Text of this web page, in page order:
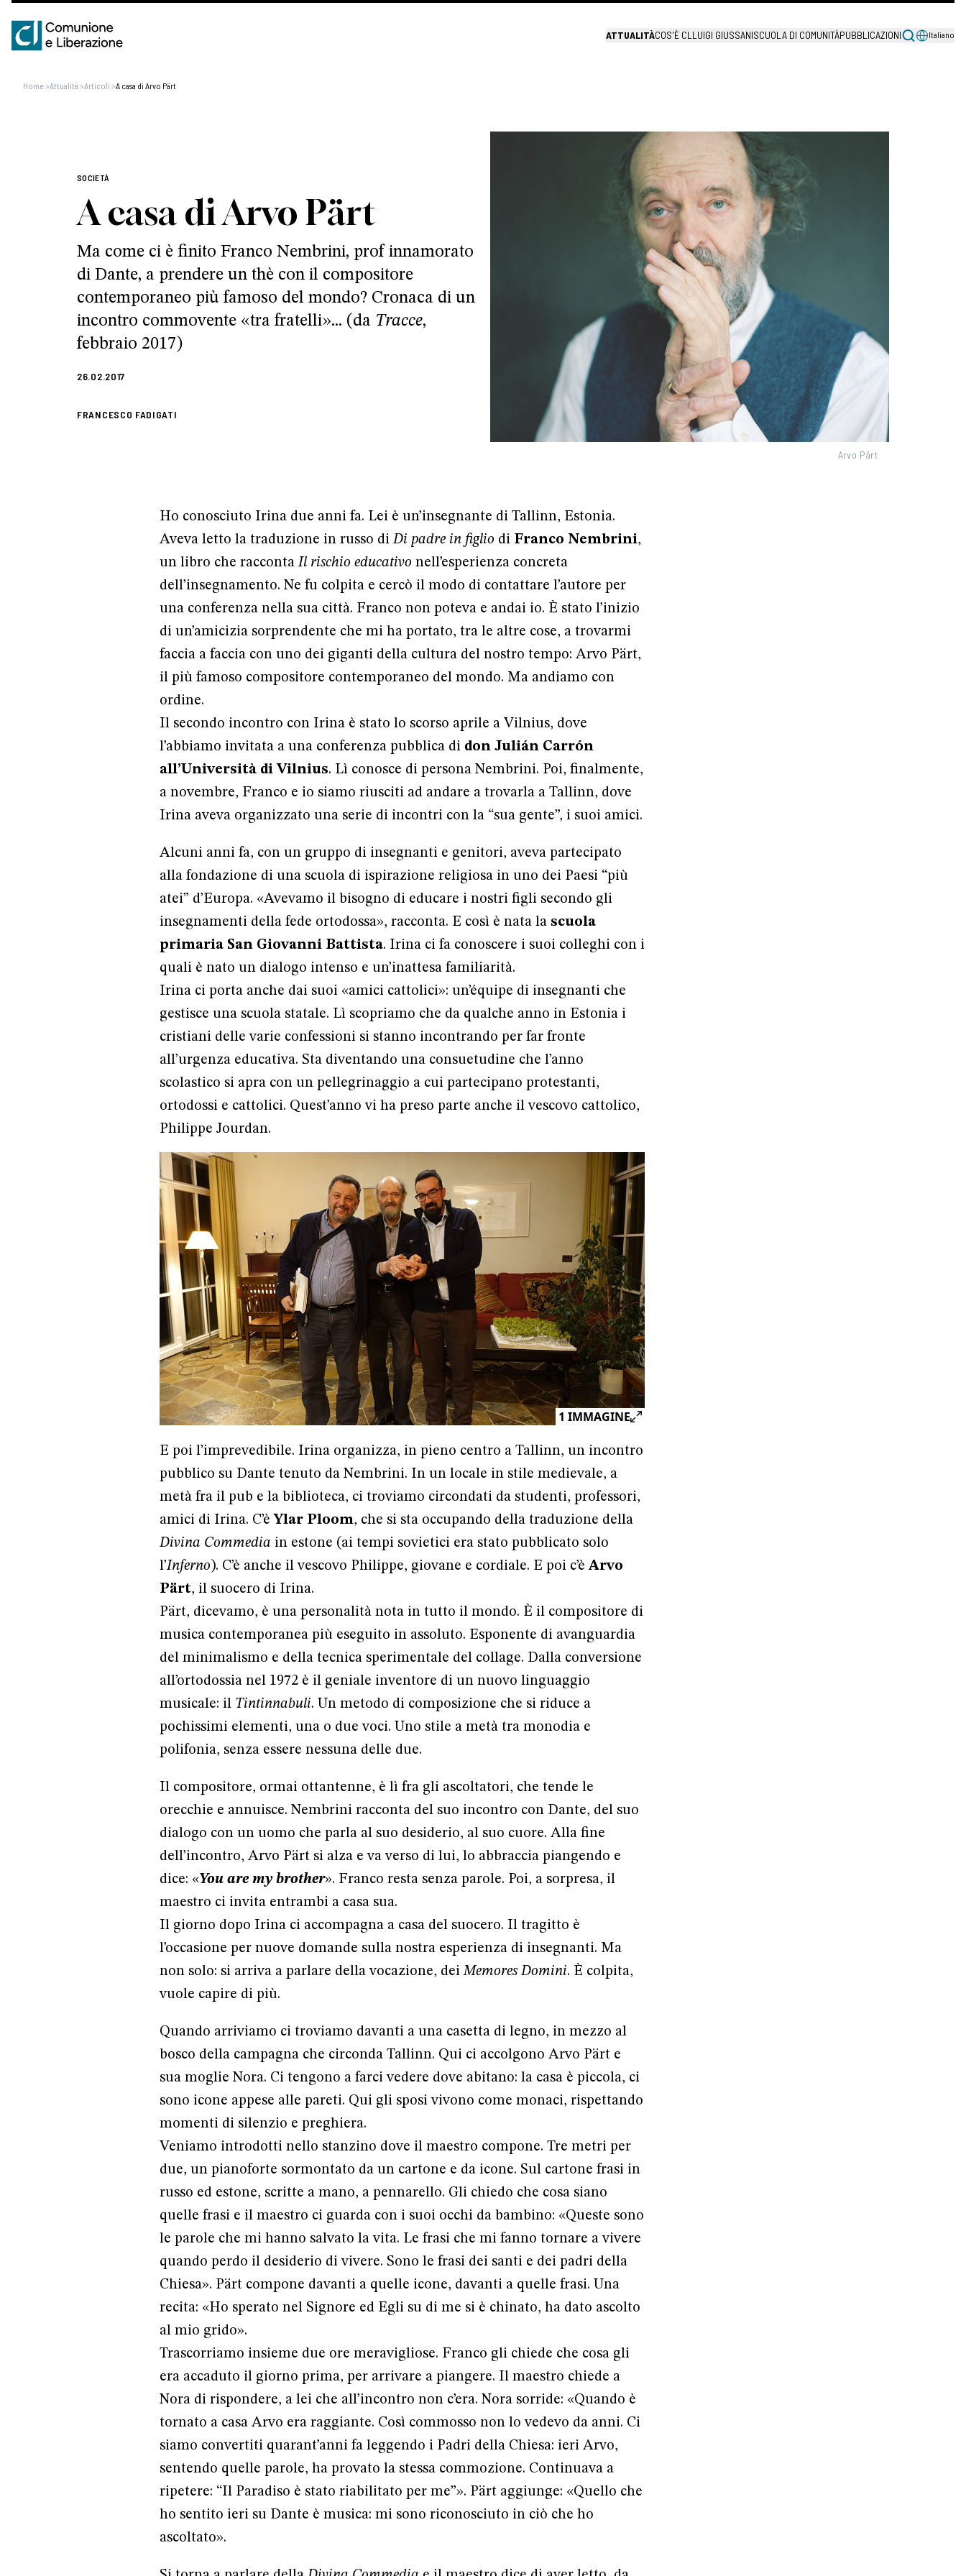
ATTUALITÀCOS'È CL LUIGI GIUSSANISCUOLA DI COMUNITÀPUBBLICAZIONI Italiano
Home>Attualità >Articoli >A casa di Arvo Pärt
SOCIETÀ
A casa di Arvo Pärt
Ma come ci è finito Franco Nembrini, prof innamorato
di Dante, a prendere un thè con il compositore
contemporaneo più famoso del mondo? Cronaca di un
incontro commovente «tra fratelli»... (da Tracce,
febbraio 2017)
26.02.2017
FRANCESCO FADIGATI
Arvo Pärt
Ho conosciuto Irina due anni fa. Lei è un’insegnante di Tallinn, Estonia.
Aveva letto la traduzione in russo diDi padre in figlio di Franco Nembrini,
un libro che raccontaIl rischio educativo nell’esperienza concreta
dell’insegnamento. Ne fu colpita e cercò il modo di contattare l’autore per
una conferenza nella sua città. Franco non poteva e andai io. È stato l’inizio
di un’amicizia sorprendente che mi ha portato, tra le altre cose, a trovarmi
faccia a faccia con uno dei giganti della cultura del nostro tempo: Arvo Pärt,
il più famoso compositore contemporaneo del mondo. Ma andiamo con
ordine.
Il secondo incontro con Irina è stato lo scorso aprile a Vilnius, dove
l’abbiamo invitata a una conferenza pubblica di don Julián Carrón
all’Università di Vilnius. Lì conosce di persona Nembrini. Poi, finalmente,
a novembre, Franco e io siamo riusciti ad andare a trovarla a Tallinn, dove
Irina aveva organizzato una serie di incontri con la “sua gente”, i suoi amici.
Alcuni anni fa, con un gruppo di insegnanti e genitori, aveva partecipato
alla fondazione di una scuola di ispirazione religiosa in uno dei Paesi “più
atei” d’Europa. «Avevamo il bisogno di educare i nostri figli secondo gli
insegnamenti della fede ortodossa», racconta. E così è nata la scuola
primaria San Giovanni Battista. Irina ci fa conoscere i suoi colleghi con i
quali è nato un dialogo intenso e un’inattesa familiarità.
Irina ci porta anche dai suoi «amici cattolici»: un’équipe di insegnanti che
gestisce una scuola statale. Lì scopriamo che da qualche anno in Estonia i
cristiani delle varie confessioni si stanno incontrando per far fronte
all’urgenza educativa. Sta diventando una consuetudine che l’anno
scolastico si apra con un pellegrinaggio a cui partecipano protestanti,
ortodossi e cattolici. Quest’anno vi ha preso parte anche il vescovo cattolico,
Philippe Jourdan.
1 IMMAGINE
E poi l’imprevedibile. Irina organizza, in pieno centro a Tallinn, un incontro
pubblico su Dante tenuto da Nembrini. In un locale in stile medievale, a
metà fra il pub e la biblioteca, ci troviamo circondati da studenti, professori,
amici di Irina. C’è Ylar Ploom, che si sta occupando della traduzione della
Divina Commedia in estone (ai tempi sovietici era stato pubblicato solo
l’Inferno ). C’è anche il vescovo Philippe, giovane e cordiale. E poi c’èArvo
Pärt, il suocero di Irina.
Pärt, dicevamo, è una personalità nota in tutto il mondo. È il compositore di
musica contemporanea più eseguito in assoluto. Esponente di avanguardia
del minimalismo e della tecnica sperimentale del collage. Dalla conversione
all’ortodossia nel 1972 è il geniale inventore di un nuovo linguaggio
musicale: il Tintinnabuli. Un metodo di composizione che si riduce a
pochissimi elementi, una o due voci. Uno stile a metà tra monodia e
polifonia, senza essere nessuna delle due.
Il compositore, ormai ottantenne, è lì fra gli ascoltatori, che tende le
orecchie e annuisce. Nembrini racconta del suo incontro con Dante, del suo
dialogo con un uomo che parla al suo desiderio, al suo cuore. Alla fine
dell’incontro, Arvo Pärt si alza e va verso di lui, lo abbraccia piangendo e
dice: «You are my brother». Franco resta senza parole. Poi, a sorpresa, il
maestro ci invita entrambi a casa sua.
Il giorno dopo Irina ci accompagna a casa del suocero. Il tragitto è
l’occasione per nuove domande sulla nostra esperienza di insegnanti. Ma
non solo: si arriva a parlare della vocazione, deiMemores Domini. È colpita,
vuole capire di più.
Quando arriviamo ci troviamo davanti a una casetta di legno, in mezzo al
bosco della campagna che circonda Tallinn. Qui ci accolgono Arvo Pärt e
sua moglie Nora. Ci tengono a farci vedere dove abitano: la casa è piccola, ci
sono icone appese alle pareti. Qui gli sposi vivono come monaci, rispettando
momenti di silenzio e preghiera.
Veniamo introdotti nello stanzino dove il maestro compone. Tre metri per
due, un pianoforte sormontato da un cartone e da icone. Sul cartone frasi in
russo ed estone, scritte a mano, a pennarello. Gli chiedo che cosa siano
quelle frasi e il maestro ci guarda con i suoi occhi da bambino: «Queste sono
le parole che mi hanno salvato la vita. Le frasi che mi fanno tornare a vivere
quando perdo il desiderio di vivere. Sono le frasi dei santi e dei padri della
Chiesa». Pärt compone davanti a quelle icone, davanti a quelle frasi. Una
recita: «Ho sperato nel Signore ed Egli su di me si è chinato, ha dato ascolto
al mio grido».
Trascorriamo insieme due ore meravigliose. Franco gli chiede che cosa gli
era accaduto il giorno prima, per arrivare a piangere. Il maestro chiede a
Nora di rispondere, a lei che all’incontro non c’era. Nora sorride: «Quando è
tornato a casa Arvo era raggiante. Così commosso non lo vedevo da anni. Ci
siamo convertiti quarant’anni fa leggendo i Padri della Chiesa: ieri Arvo,
sentendo quelle parole, ha provato la stessa commozione. Continuava a
ripetere: “Il Paradiso è stato riabilitato per me”». Pärt aggiunge: «Quello che
ho sentito ieri su Dante è musica: mi sono riconosciuto in ciò che ho
ascoltato».